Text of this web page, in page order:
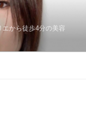
から徒歩4分の美容